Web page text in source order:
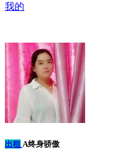
我的
出租 A终身骄傲